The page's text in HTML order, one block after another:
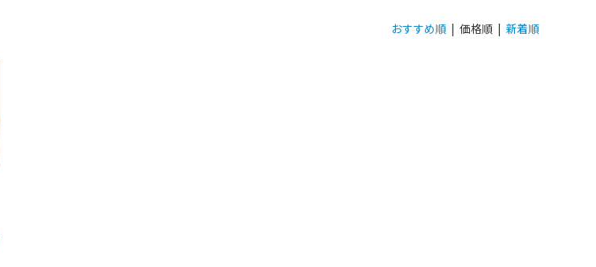
おすすめ順 | 価格順 | 新着順